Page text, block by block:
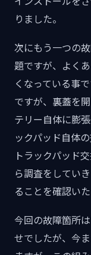
りました。
次にもう一つの
題ですが、よく
くなっている事で
ですが、裏蓋を
テリー自体に膨
ックパッド自体
トラックパッド
ら調査をしてい
ることを確認いた
今回の故障箇所
せでしたが、今